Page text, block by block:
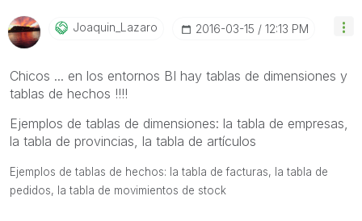
Joaquin_Lazaro ‎2016-03-15 12:13 PM
Chicos ... en los entornos BI hay tablas de dimensiones y
tablas de hechos !!!!
Ejemplos de tablas de dimensiones: la tabla de empresas,
la tabla de provincias, la tabla de artículos
Ejemplos de tablas de hechos: la tabla de facturas, la tabla de
pedidos, la tabla de movimientos de stock